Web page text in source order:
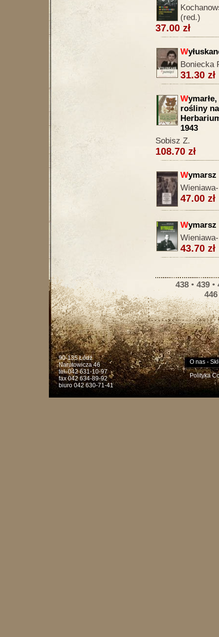
(red.)
37.00 zł
W
Boniecka
31.30 zł
W
rośliny
1943
Sobisz Z.
108.70 zł
Wymarsz
47.00 zł
Wymarsz
43.70 zł
438• 439•
446
90-135 Łódź
Narutowicza 46
tel. 042 631-10-97
fax 042 634-89-92
biuro 042 630-71-41
O nas-
Polityka